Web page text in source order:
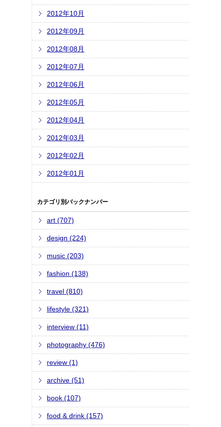
2012年10月
2012年09月
2012年08月
2012年07月
2012年06月
2012年05月
2012年04月
2012年03月
2012年02月
2012年01月
カテゴリ別バックナンバー
art (707)
design (224)
music (203)
fashion (138)
travel (810)
lifestyle (321)
interview (11)
photography (476)
review (1)
archive (51)
book (107)
food & drink (157)